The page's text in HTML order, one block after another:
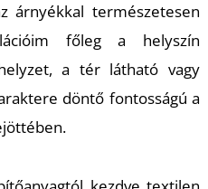
árnyékkal természetesen
főleg a helyszín
a tér látható vagy
döntő fontosságú a